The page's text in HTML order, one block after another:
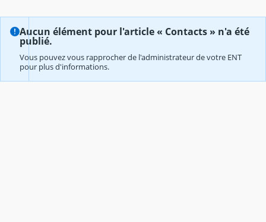
Aucun élément pour l'article « Contacts » n'a été
publié.
Vous pouvez vous rapprocher de l'administrateur de votre ENT
pour plus d'informations.